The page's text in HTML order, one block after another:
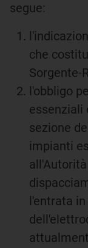
segue:
che
Sorgente-
l'obbligo
essenziali
sezione
impianti
l'entrata